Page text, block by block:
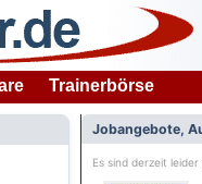
Trainerbörse
Jobangebote,
Es sind derzeit